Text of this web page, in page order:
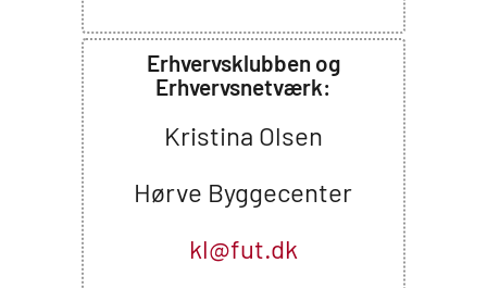
Erhvervsklubben og
Erhvervsnetværk:
Kristina Olsen
Hørve Byggecenter
kl@fut.dk